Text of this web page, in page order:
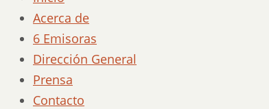
Acerca de
6 Emisoras
Dirección General
Prensa
Contacto